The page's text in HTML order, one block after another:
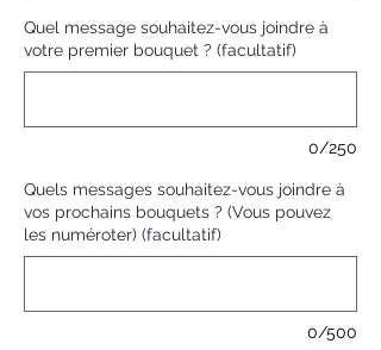
Quel message souhaitez-vous joindre à
votre premier bouquet ? (facultatif)
0/250
Quels messages souhaitez-vous joindre à
vos prochains bouquets ? (Vous pouvez
les numéroter) (facultatif)
0/500